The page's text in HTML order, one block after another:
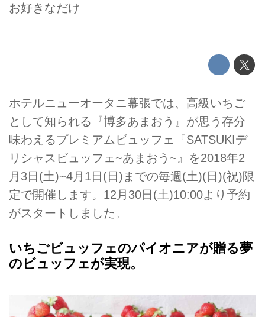
お好きなだけ
ホテルニューオータニ幕張では、高級いちご
として知られる『博多あまおう』が思う存分
味わえるプレミアムビュッフェ『SATSUKIデ
リシャスビュッフェ~あまおう~』を2018年2
月3日(土)~4月1日(日)までの毎週(土)(日)(祝)限
定で開催します。12月30日(土)10:00より予約
がスタートしました。
いちごビュッフェのパイオニアが贈る夢
のビュッフェが実現。